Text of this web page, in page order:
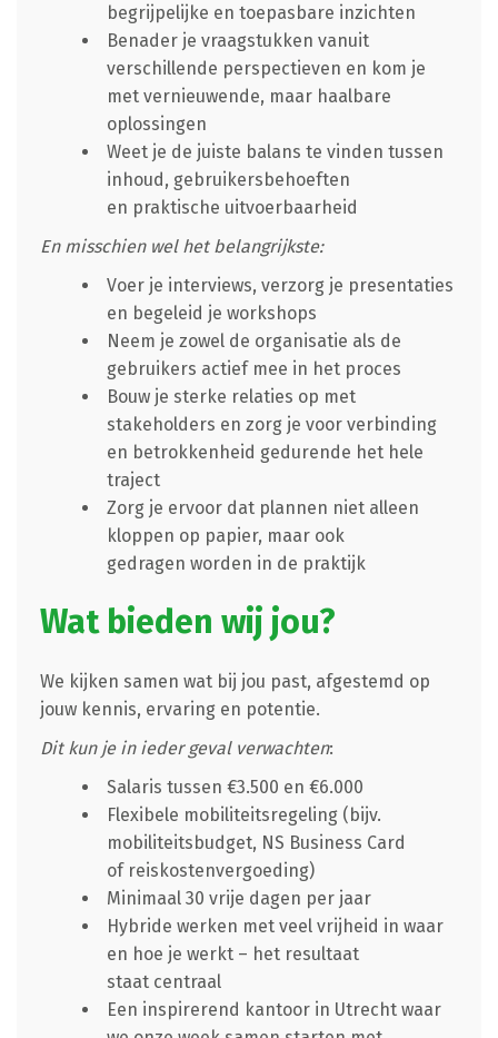
begrijpelijke en toepasbare inzichten
Benader je vraagstukken vanuit
verschillende perspectieven en kom je
met vernieuwende, maar haalbare
oplossingen
Weet je de juiste balans te vinden tussen
inhoud, gebruikersbehoeften
en praktische uitvoerbaarheid
En misschien wel het belangrijkste:
Voer je interviews, verzorg je presentaties
en begeleid je workshops
Neem je zowel de organisatie als de
gebruikers actief mee in het proces
Bouw je sterke relaties op met
stakeholders en zorg je voor verbinding
en betrokkenheid gedurende het hele
traject
Zorg je ervoor dat plannen niet alleen
kloppen op papier, maar ook
gedragen worden in de praktijk
Wat bieden wij jou?
We kijken samen wat bij jou past, afgestemd op
jouw kennis, ervaring en potentie.
Dit kun je in ieder geval verwachten:
Salaris tussen €3.500 en €6.000
Flexibele mobiliteitsregeling (bijv.
mobiliteitsbudget, NS Business Card
of reiskostenvergoeding)
Minimaal 30 vrije dagen per jaar
Hybride werken met veel vrijheid in waar
en hoe je werkt – het resultaat
staat centraal
Een inspirerend kantoor in Utrecht waar